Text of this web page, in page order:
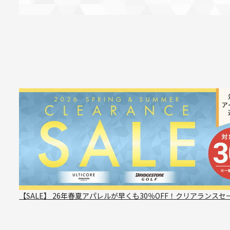
【SALE】 26年春夏アパレルが早くも30％OFF！クリアランスセ